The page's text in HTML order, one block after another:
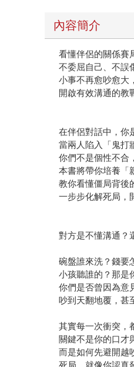
內容簡介
看懂伴侶的關係賽
不委屈自己、不誤
小事不再愈吵愈大
開啟有效溝通的教
在伴侶對話中，你
當兩人陷入「鬼打
你們不是個性不合
本書將帶你培養「
教你看懂僵局背後
一步步化解死局，
對方是不懂溝通？
碗盤誰來洗？錢要
小孩聽誰的？那
你們是否曾因為意
吵到天翻地覆，甚
其實每一次衝突，
關鍵不是你的口才
而是如何先避開越
死局，就像你認真